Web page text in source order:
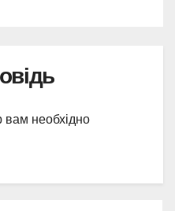
вам необхідно